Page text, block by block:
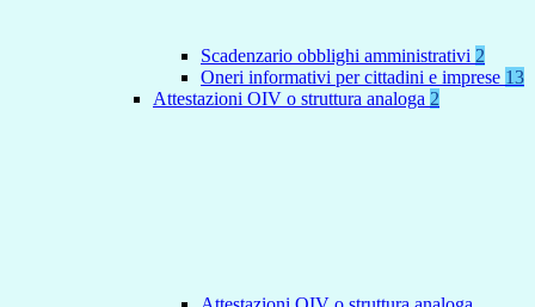
Scadenzario obblighi amministrativi 2
Oneri informativi per cittadini e imprese 13
Attestazioni OIV o struttura analoga 2